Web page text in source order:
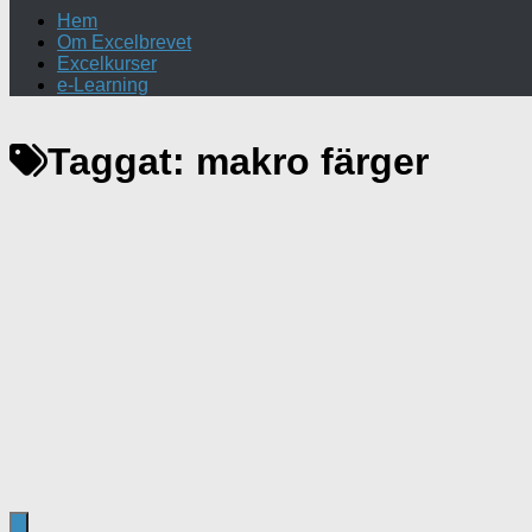
Hem
Om Excelbrevet
Excelkurser
e-Learning
Taggat: makro färger